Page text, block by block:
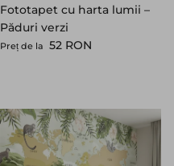
Fototapet cu harta lumii –
Păduri verzi
Preț standard
Preț de la 52 RON